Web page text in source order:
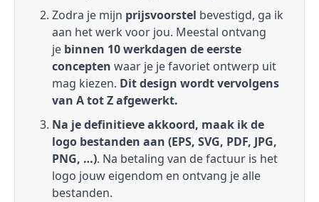
Zodra je mijn prijsvoorstel bevestigd, ga ik
aan het werk voor jou. Meestal ontvang
je binnen 10 werkdagen de eerste
concepten waar je je favoriet ontwerp uit
mag kiezen. Dit design wordt vervolgens
van A tot Z afgewerkt.
Na je definitieve akkoord, maak ik de
logo bestanden aan (EPS, SVG, PDF, JPG,
PNG, …). Na betaling van de factuur is het
logo jouw eigendom en ontvang je alle
bestanden.